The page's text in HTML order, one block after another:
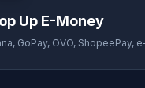
Up E-Money
GoPay, OVO, ShopeePay,